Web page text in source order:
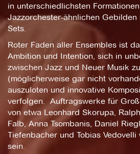
in unterschiedlichsten
Jazzorchester-ähnlichen Gebilden
Sets.
Roter Faden aller Ensembles ist
Ambition und Intention, sich in
zwischen Jazz und Neuer Musik
(möglicherweise gar nicht
auszuloten und innovative
verfolgen. Auftragswerke für
von etwa Leonhard Skorupa,
Falb, Anna Tsombanis, Daniel
Tiefenbacher und Tobias
sein.